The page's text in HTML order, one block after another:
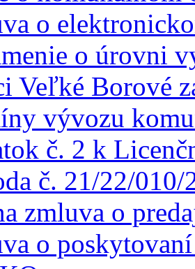
o
o úrovni
Veľké Borové
vývozu
č. 2 k
č. 21/22/
zmluva o
o